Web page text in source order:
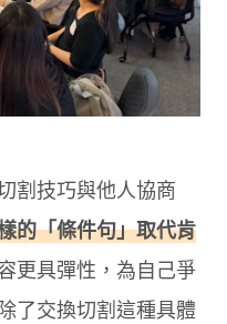
割技巧與他人協商
「條件句」取代肯
更具彈性，為自己爭
了交換切割這種具體